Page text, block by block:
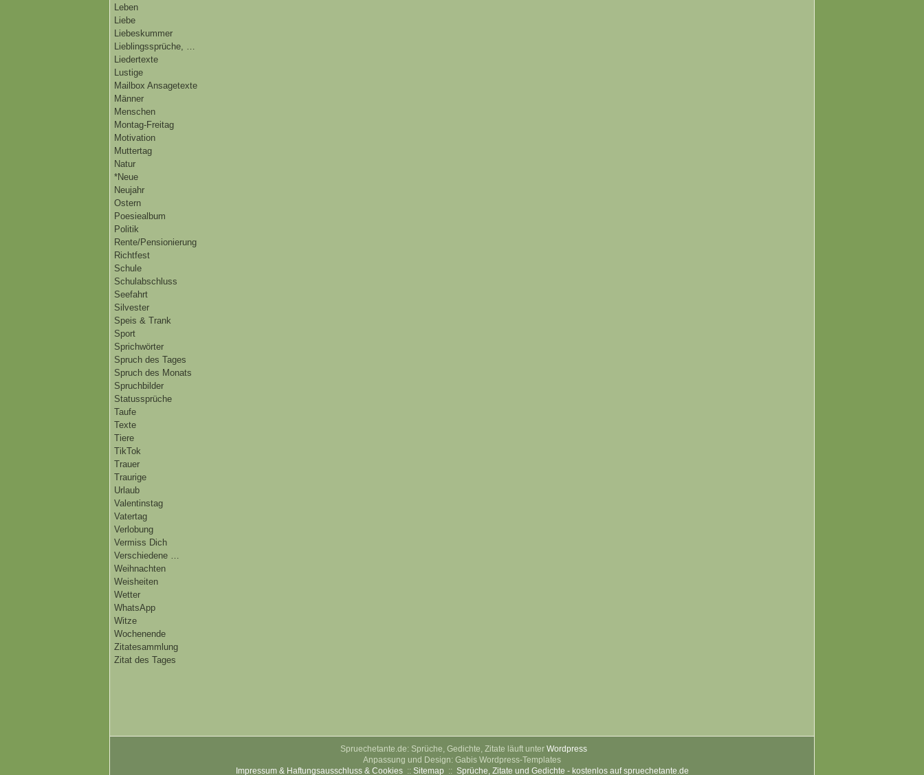
Leben
Liebe
Liebeskummer
Lieblingssprüche, …
Liedertexte
Lustige
Mailbox Ansagetexte
Männer
Menschen
Montag-Freitag
Motivation
Muttertag
Natur
*Neue
Neujahr
Ostern
Poesiealbum
Politik
Rente/Pensionierung
Richtfest
Schule
Schulabschluss
Seefahrt
Silvester
Speis & Trank
Sport
Sprichwörter
Spruch des Tages
Spruch des Monats
Spruchbilder
Statussprüche
Taufe
Texte
Tiere
TikTok
Trauer
Traurige
Urlaub
Valentinstag
Vatertag
Verlobung
Vermiss Dich
Verschiedene …
Weihnachten
Weisheiten
Wetter
WhatsApp
Witze
Wochenende
Zitatesammlung
Zitat des Tages
Spruechetante.de: Sprüche, Gedichte, Zitate läuft unter Wordpress
Anpassung und Design: Gabis Wordpress-Templates
Impressum & Haftungsausschluss & Cookies:: Sitemap :: Sprüche, Zitate und Gedichte - kostenlos auf spruechetante.de